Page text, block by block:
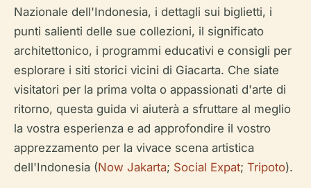
Nazionale dell'Indonesia, i dettagli sui biglietti, i
punti salienti delle sue collezioni, il significato
architettonico, i programmi educativi e consigli per
esplorare i siti storici vicini di Giacarta. Che siate
visitatori per la prima volta o appassionati d'arte di
ritorno, questa guida vi aiuterà a sfruttare al meglio
la vostra esperienza e ad approfondire il vostro
apprezzamento per la vivace scena artistica
dell'Indonesia (Now Jakarta; Social Expat; Tripoto).